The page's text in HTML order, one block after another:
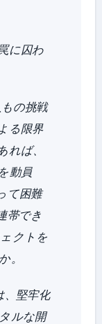
に囚わ
の挑戦
る限界
れば、
動員
て困難
帯でき
クトを
。
堅牢化
ルな開